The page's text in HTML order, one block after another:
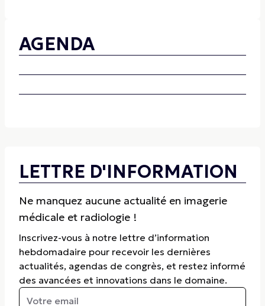
AGENDA
LETTRE D'INFORMATION
Ne manquez aucune actualité en imagerie
médicale et radiologie !
Inscrivez-vous à notre lettre d’information
hebdomadaire pour recevoir les dernières
actualités, agendas de congrès, et restez informé
des avancées et innovations dans le domaine.